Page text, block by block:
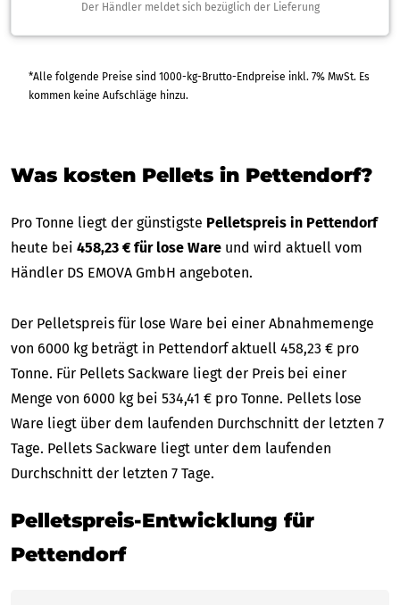
Der Händler meldet sich bezüglich der Lieferung
*Alle folgende Preise sind 1000-kg-Brutto-Endpreise inkl. 7% MwSt. Es
kommen keine Aufschläge hinzu.
Was kosten Pellets in Pettendorf?
Pro Tonne liegt der günstigste Pelletspreis in Pettendorf
heute bei 458,23 € für lose Ware und wird aktuell vom
Händler DS EMOVA GmbH angeboten.
Der Pelletspreis für lose Ware bei einer Abnahmemenge
von 6000 kg beträgt in Pettendorf aktuell 458,23 € pro
Tonne. Für Pellets Sackware liegt der Preis bei einer
Menge von 6000 kg bei 534,41 € pro Tonne. Pellets lose
Ware liegt über dem laufenden Durchschnitt der letzten 7
Tage. Pellets Sackware liegt unter dem laufenden
Durchschnitt der letzten 7 Tage.
Pelletspreis-Entwicklung für
Pettendorf